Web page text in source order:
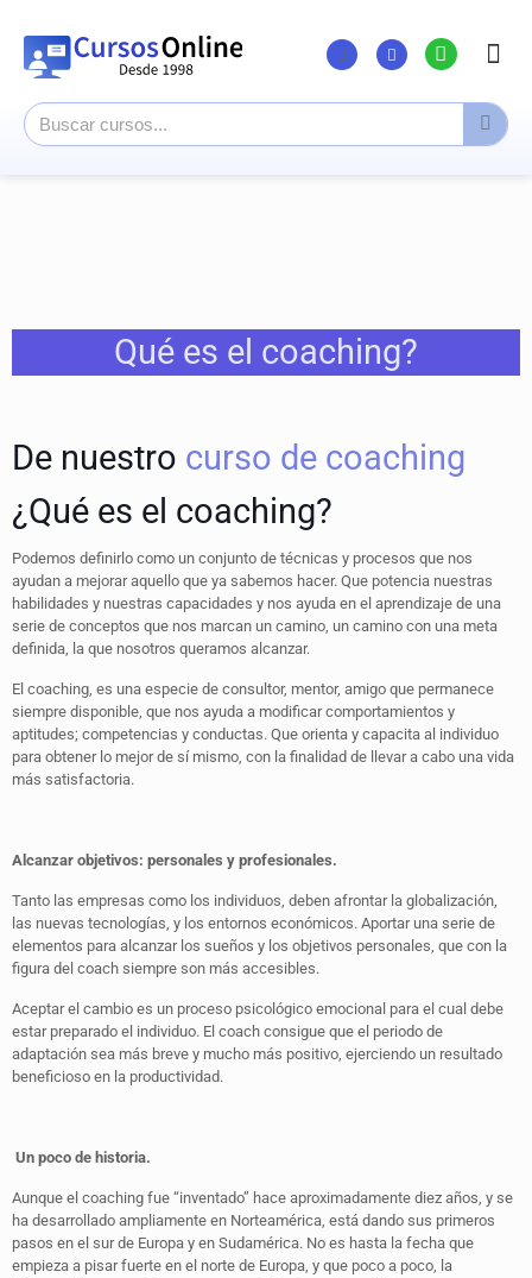
Qué es el coaching?
De nuestro curso de coaching
¿Qué es el coaching?
Podemos definirlo como un conjunto de técnicas y procesos que nos
ayudan a mejorar aquello que ya sabemos hacer. Que potencia nuestras
habilidades y nuestras capacidades y nos ayuda en el aprendizaje de una
serie de conceptos que nos marcan un camino, un camino con una meta
definida, la que nosotros queramos alcanzar.
El coaching, es una especie de consultor, mentor, amigo que permanece
siempre disponible, que nos ayuda a modificar comportamientos y
aptitudes; competencias y conductas. Que orienta y capacita al individuo
para obtener lo mejor de sí mismo, con la finalidad de llevar a cabo una vida
más satisfactoria.
Alcanzar objetivos: personales y profesionales.
Tanto las empresas como los individuos, deben afrontar la globalización,
las nuevas tecnologías, y los entornos económicos. Aportar una serie de
elementos para alcanzar los sueños y los objetivos personales, que con la
figura del coach siempre son más accesibles.
Aceptar el cambio es un proceso psicológico emocional para el cual debe
estar preparado el individuo. El coach consigue que el periodo de
adaptación sea más breve y mucho más positivo, ejerciendo un resultado
beneficioso en la productividad.
Un poco de historia.
Aunque el coaching fue “inventado” hace aproximadamente diez años, y se
ha desarrollado ampliamente en Norteamérica, está dando sus primeros
pasos en el sur de Europa y en Sudamérica. No es hasta la fecha que
empieza a pisar fuerte en el norte de Europa, y que poco a poco, la